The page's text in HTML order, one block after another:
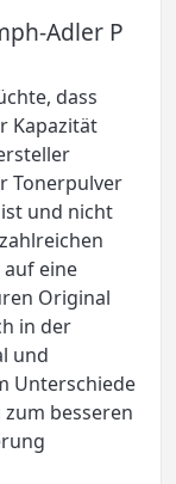
Adler P
dass
Kapazität
Tonerpulver
und nicht
eine
Original
in der
und
Unterschiede
besseren